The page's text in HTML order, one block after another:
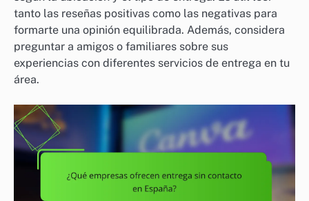
tanto las reseñas positivas como las negativas para
formarte una opinión equilibrada. Además, considera
preguntar a amigos o familiares sobre sus
experiencias con diferentes servicios de entrega en tu
área.